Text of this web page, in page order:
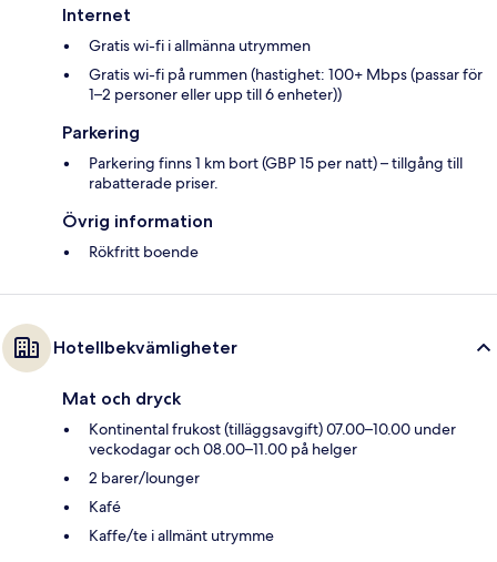
Internet
Gratis wi-fi i allmänna utrymmen
Gratis wi-fi på rummen (hastighet: 100+ Mbps (passar för
1–2 personer eller upp till 6 enheter))
Parkering
Parkering finns 1 km bort (GBP 15 per natt) – tillgång till
rabatterade priser.
Övrig information
Rökfritt boende
Hotellbekvämligheter
Mat och dryck
Kontinental frukost (tilläggsavgift) 07.00–10.00 under
veckodagar och 08.00–11.00 på helger
2 barer/lounger
Kafé
Kaffe/te i allmänt utrymme